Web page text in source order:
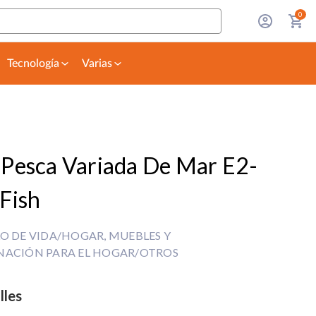
0
Tecnología Varias
Variada De Mar E2-
DE VIDA/HOGAR, MUEBLES Y
PARA EL HOGAR/OTROS